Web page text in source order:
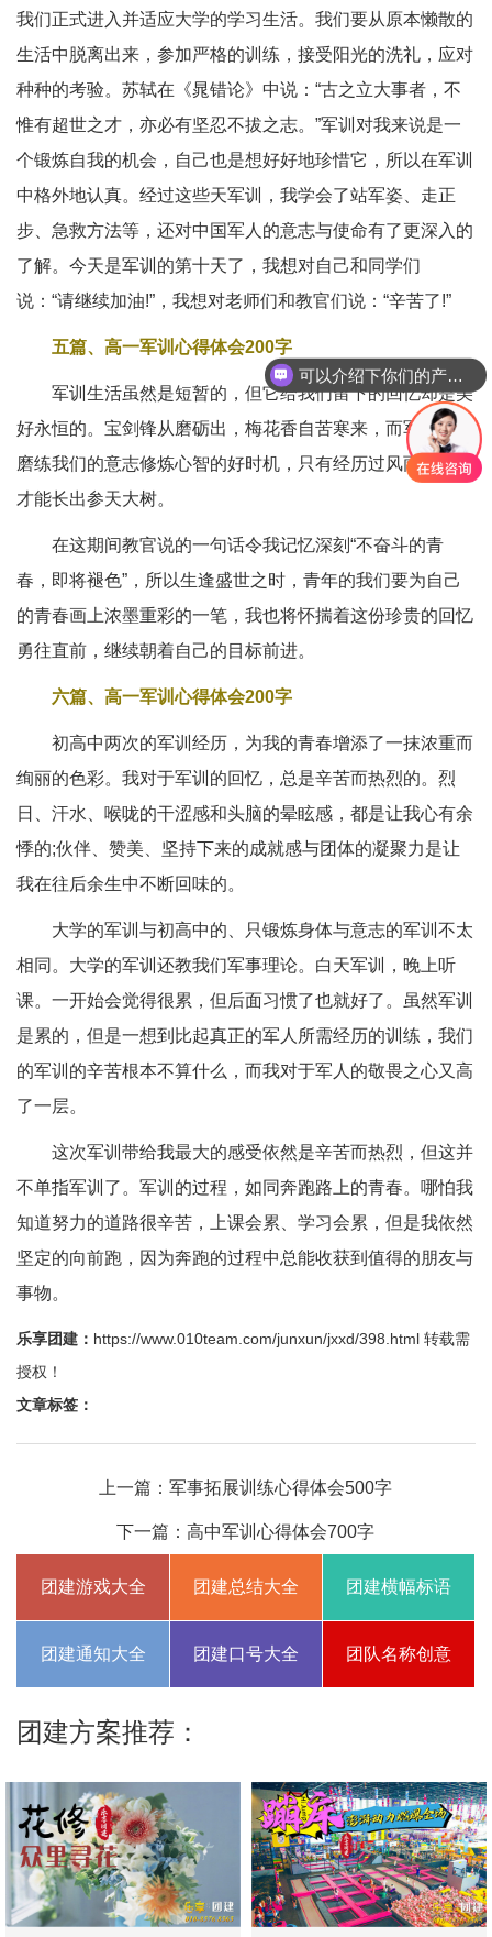
我们正式进入并适应大学的学习生活。我们要从原本懒散的
生活中脱离出来，参加严格的训练，接受阳光的洗礼，应对
种种的考验。苏轼在《晁错论》中说：“古之立大事者，不
惟有超世之才，亦必有坚忍不拔之志。”军训对我来说是一
个锻炼自我的机会，自己也是想好好地珍惜它，所以在军训
中格外地认真。经过这些天军训，我学会了站军姿、走正
步、急救方法等，还对中国军人的意志与使命有了更深入的
了解。今天是军训的第十天了，我想对自己和同学们
说：“请继续加油!”，我想对老师们和教官们说：“辛苦了!”
五篇、高一军训心得体会200字
军训生活虽然是短暂的，但它给我们留下的回忆却是美
好永恒的。宝剑锋从磨砺出，梅花香自苦寒来，而军训就是
磨练我们的意志修炼心智的好时机，只有经历过风雨的洗礼
才能长出参天大树。
在这期间教官说的一句话令我记忆深刻“不奋斗的青
春，即将褪色”，所以生逢盛世之时，青年的我们要为自己
的青春画上浓墨重彩的一笔，我也将怀揣着这份珍贵的回忆
勇往直前，继续朝着自己的目标前进。
六篇、高一军训心得体会200字
初高中两次的军训经历，为我的青春增添了一抹浓重而
绚丽的色彩。我对于军训的回忆，总是辛苦而热烈的。烈
日、汗水、喉咙的干涩感和头脑的晕眩感，都是让我心有余
悸的;伙伴、赞美、坚持下来的成就感与团体的凝聚力是让
我在往后余生中不断回味的。
大学的军训与初高中的、只锻炼身体与意志的军训不太
相同。大学的军训还教我们军事理论。白天军训，晚上听
课。一开始会觉得很累，但后面习惯了也就好了。虽然军训
是累的，但是一想到比起真正的军人所需经历的训练，我们
的军训的辛苦根本不算什么，而我对于军人的敬畏之心又高
了一层。
这次军训带给我最大的感受依然是辛苦而热烈，但这并
不单指军训了。军训的过程，如同奔跑路上的青春。哪怕我
知道努力的道路很辛苦，上课会累、学习会累，但是我依然
坚定的向前跑，因为奔跑的过程中总能收获到值得的朋友与
事物。
乐享团建： https://www.010team.com/junxun/jxxd/398.html 转载需
授权！
文章标签：
上一篇：军事拓展训练心得体会500字
下一篇：高中军训心得体会700字
团建游戏大全 团建总结大全 团建横幅标语
团建通知大全 团建口号大全 团队名称创意
团建方案推荐：
可以介绍下你们的产品么